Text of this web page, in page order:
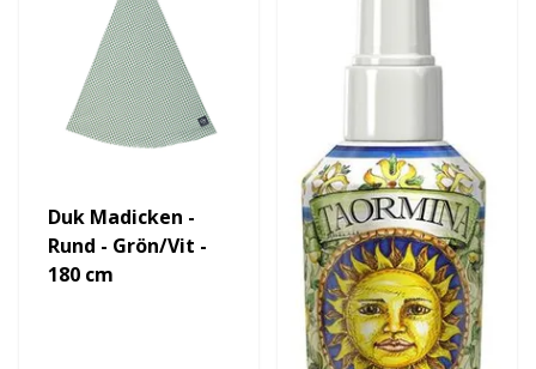
Duk Madicken -
Rund - Grön/Vit -
180 cm